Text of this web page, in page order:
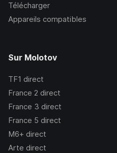
Télécharger
Appareils compatibles
Sur Molotov
TF1 direct
France 2 direct
France 3 direct
France 5 direct
M6+ direct
Arte direct